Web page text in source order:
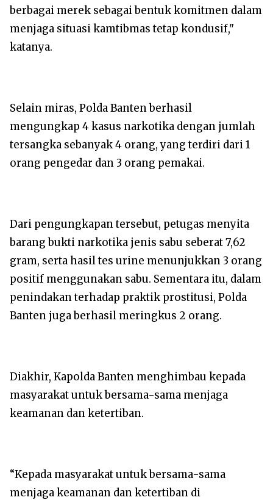
berbagai merek sebagai bentuk komitmen dalam
menjaga situasi kamtibmas tetap kondusif,"
katanya.
Selain miras, Polda Banten berhasil
mengungkap 4 kasus narkotika dengan jumlah
tersangka sebanyak 4 orang, yang terdiri dari 1
orang pengedar dan 3 orang pemakai.
Dari pengungkapan tersebut, petugas menyita
barang bukti narkotika jenis sabu seberat 7,62
gram, serta hasil tes urine menunjukkan 3 orang
positif menggunakan sabu. Sementara itu, dalam
penindakan terhadap praktik prostitusi, Polda
Banten juga berhasil meringkus 2 orang.
Diakhir, Kapolda Banten menghimbau kepada
masyarakat untuk bersama-sama menjaga
keamanan dan ketertiban.
“Kepada masyarakat untuk bersama-sama
menjaga keamanan dan ketertiban di